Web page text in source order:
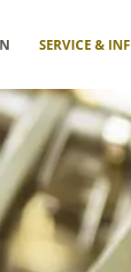
SERVICE &